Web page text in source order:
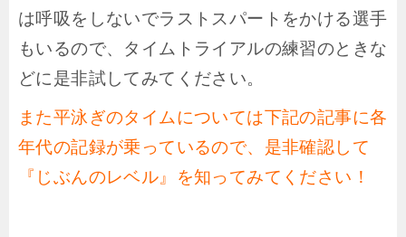
は呼吸をしないでラストスパートをかける選手
もいるので、タイムトライアルの練習のときな
どに是非試してみてください。
また平泳ぎのタイムについては下記の記事に各
年代の記録が乗っているので、是非確認して
『じぶんのレベル』を知ってみてください！